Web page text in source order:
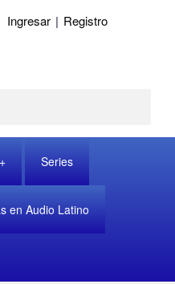
Ingresar | Registro
Series
en Audio Latino